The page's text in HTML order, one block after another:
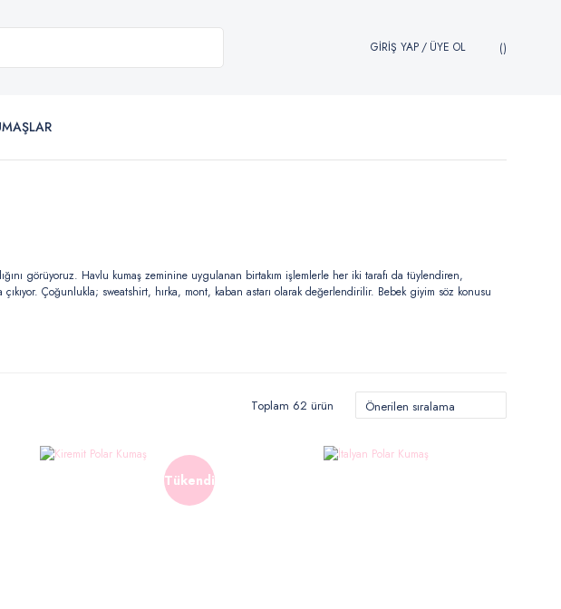
GİRİŞ YAP/ ÜYE OL
görüyoruz. Havlu kumaş zeminine uygulanan birtakım işlemlerle her iki tarafı da tüylendiren,
çıkıyor. Çoğunlukla; sweatshirt, hırka, mont, kaban astarı olarak değerlendirilir. Bebek giyim söz konusu
Toplam 62 ürün
Tükendi